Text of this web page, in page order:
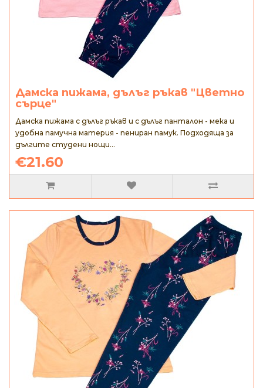
Дамска пижама, дълъг ръкав "Цветно
сърце"
Дамска пижама с дълъг ръкав и с дълъг панталон - мека и
удобна памучна материя - пениран памук. Подходяща за
дългите студени нощи...
€21.60